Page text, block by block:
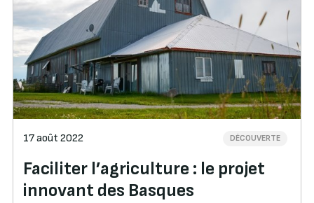
17 août 2022 DÉCOUVERTE
Faciliter l’agriculture : le projet
innovant des Basques